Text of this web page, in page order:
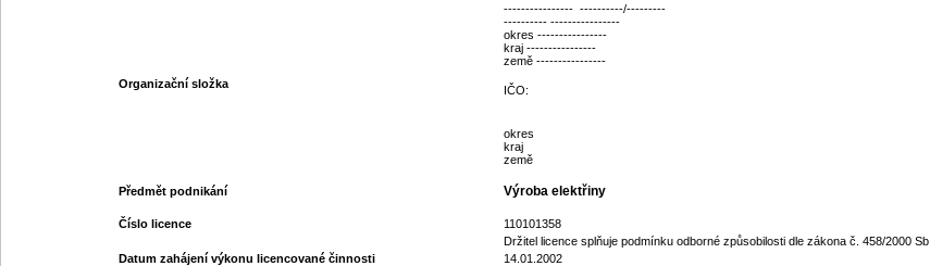
---------------- ----------/---------
---------- ----------------
okres ----------------
kraj ----------------
země ----------------
Organizační složka
IČO:
okres
kraj
země
Předmět podnikání Výroba elektřiny
Číslo licence
110101358
Držitel licence splňuje podmínku odborné způsobilosti dle zákona č. 458/2000 Sb.
Datum zahájení výkonu licencované činnosti
14.01.2002